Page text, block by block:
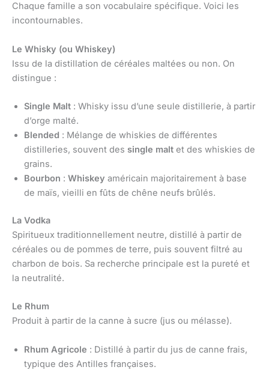
Chaque famille a son vocabulaire spécifique. Voici les
incontournables.
Le Whisky (ou Whiskey)
Issu de la distillation de céréales maltées ou non. On
distingue :
Single Malt : Whisky issu d’une seule distillerie, à partir
d’orge malté.
Blended : Mélange de whiskies de différentes
distilleries, souvent des single malt et des whiskies de
grains.
Bourbon : Whiskey américain majoritairement à base
de maïs, vieilli en fûts de chêne neufs brûlés.
La Vodka
Spiritueux traditionnellement neutre, distillé à partir de
céréales ou de pommes de terre, puis souvent filtré au
charbon de bois. Sa recherche principale est la pureté et
la neutralité.
Le Rhum
Produit à partir de la canne à sucre (jus ou mélasse).
Rhum Agricole : Distillé à partir du jus de canne frais,
typique des Antilles françaises.